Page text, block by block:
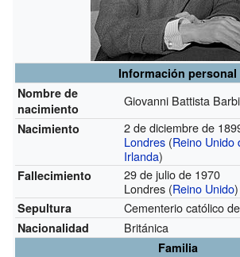
Información personal
Nombre de
nacimiento
Giovanni Battista
Nacimiento
2 de diciembre de
Londres (Reino Unido
Irlanda)
Fallecimiento
29 de julio de 1970
Londres (Reino Unido)
Sepultura Cementerio católico
Nacionalidad Británica
Familia